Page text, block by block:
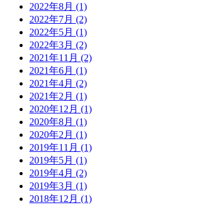
2022年8月 (1)
2022年7月 (2)
2022年5月 (1)
2022年3月 (2)
2021年11月 (2)
2021年6月 (1)
2021年4月 (2)
2021年2月 (1)
2020年12月 (1)
2020年8月 (1)
2020年2月 (1)
2019年11月 (1)
2019年5月 (1)
2019年4月 (2)
2019年3月 (1)
2018年12月 (1)